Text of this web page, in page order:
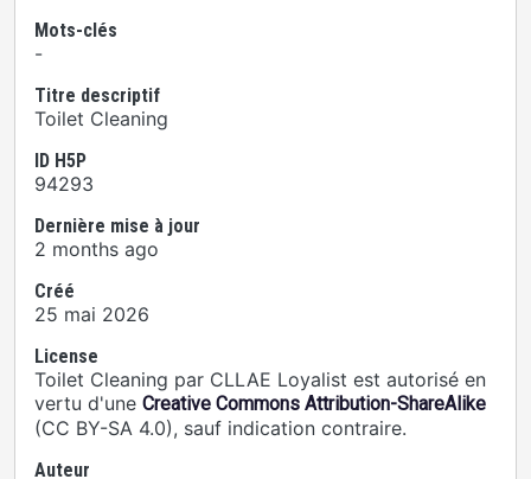
Mots-clés
-
Titre descriptif
Toilet Cleaning
ID H5P
94293
Dernière mise à jour
2 months ago
Créé
25 mai 2026
License
Toilet Cleaning par CLLAE Loyalist est autorisé en
vertu d'une Creative Commons Attribution-ShareAlike
(CC BY-SA 4.0), sauf indication contraire.
Auteur